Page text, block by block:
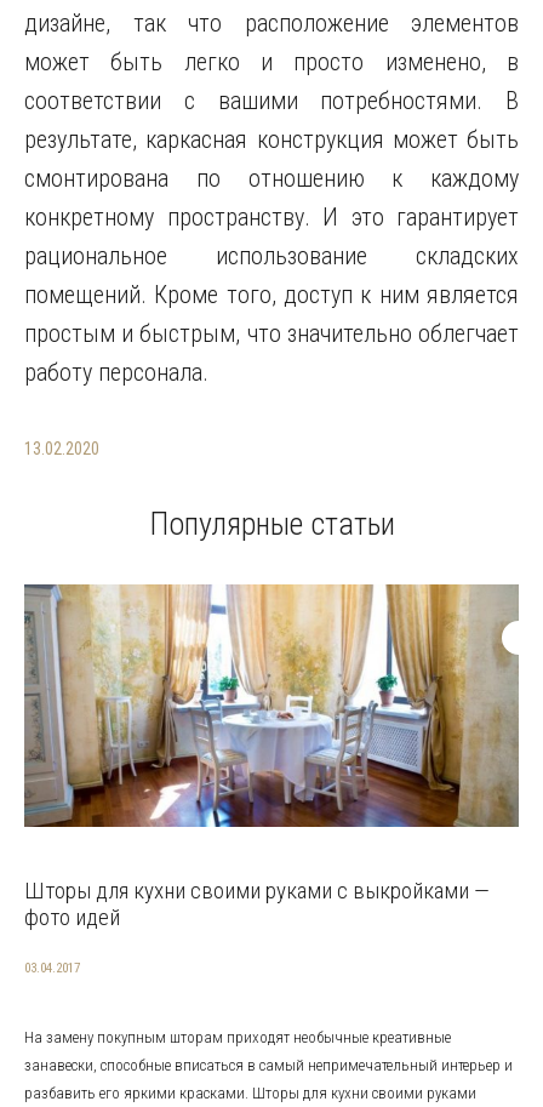
дизайне, так что расположение элементов
может быть легко и просто изменено, в
соответствии с вашими потребностями. В
результате, каркасная конструкция может быть
смонтирована по отношению к каждому
конкретному пространству. И это гарантирует
рациональное использование складских
помещений. Кроме того, доступ к ним является
простым и быстрым, что значительно облегчает
работу персонала.
13.02.2020
Популярные статьи
Шторы для кухни своими руками с выкройками —
фото идей
03.04.2017
На замену покупным шторам приходят необычные креативные
занавески, способные вписаться в самый непримечательный интерьер и
разбавить его яркими красками. Шторы для кухни своими руками